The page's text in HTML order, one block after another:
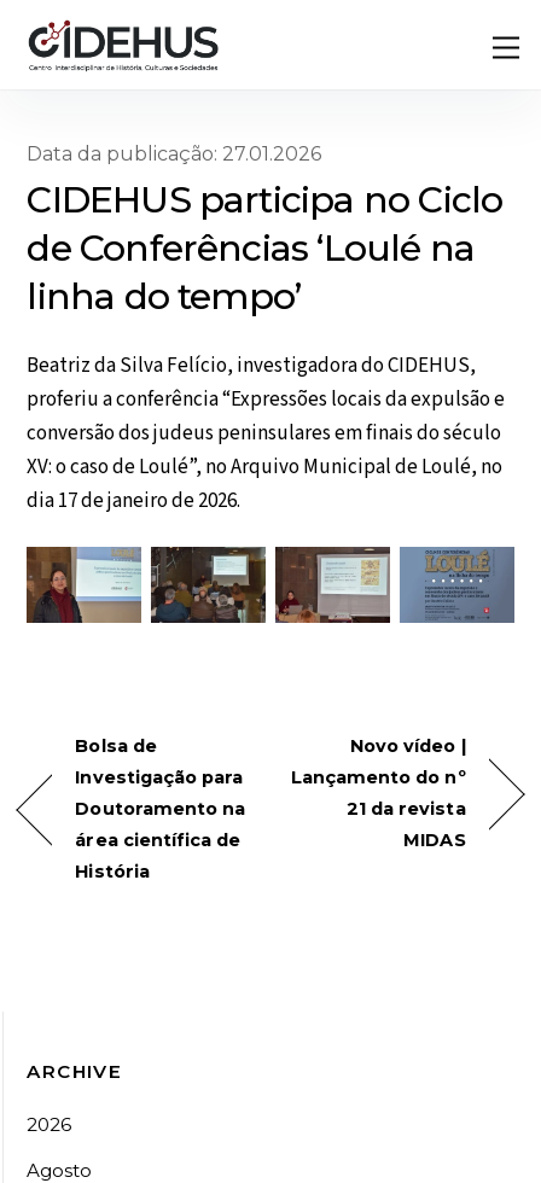
content
Data da publicação: 27.01.2026
CIDEHUS participa no Ciclo
de Conferências ‘Loulé na
linha do tempo’
Beatriz da Silva Felício, investigadora do CIDEHUS,
proferiu a conferência “Expressões locais da expulsão e
conversão dos judeus peninsulares em finais do século
XV: o caso de Loulé”, no Arquivo Municipal de Loulé, no
dia 17 de janeiro de 2026.
Bolsa de
Investigação para
Doutoramento na
área científica de
História
Novo vídeo |
Lançamento do nº
21 da revista
MIDAS
ARCHIVE
2026
Agosto